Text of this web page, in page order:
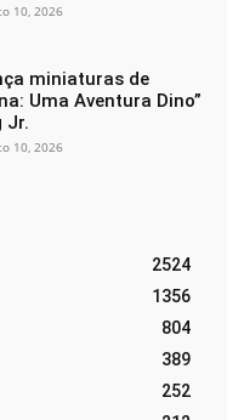
10, 2026
miniaturas de
Uma Aventura Dino”
Jr.
10, 2026
2524
1356
804
389
252